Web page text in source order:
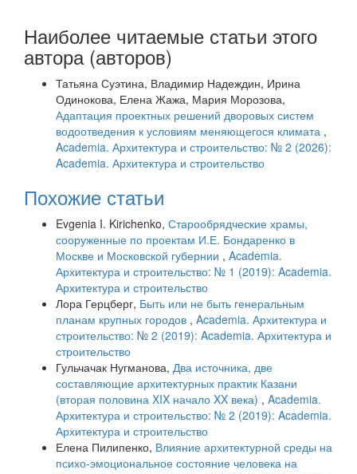
Наиболее читаемые статьи этого
автора (авторов)
Татьяна Суэтина, Владимир Надеждин, Ирина
Одинокова, Елена Жажа, Мария Морозова,
Адаптация проектных решений дворовых систем
водоотведения к условиям меняющегося климата ,
Academia. Архитектура и строительство: № 2 (2026):
Academia. Архитектура и строительство
Похожие статьи
Evgenia I. Kirichenko, Старообрядческие храмы,
сооруженные по проектам И.Е. Бондаренко в
Москве и Московской губернии , Academia.
Архитектура и строительство: № 1 (2019): Academia.
Архитектура и строительство
Лора Герцберг, Быть или не быть генеральным
планам крупных городов , Academia. Архитектура и
строительство: № 2 (2019): Academia. Архитектура и
строительство
Гульчачак Нугманова, Два источника, две
составляющие архитектурных практик Казани
(вторая половина XIX начало XX века) , Academia.
Архитектура и строительство: № 2 (2019): Academia.
Архитектура и строительство
Елена Пилипенко, Влияние архитектурной среды на
психо-эмоциональное состояние человека на